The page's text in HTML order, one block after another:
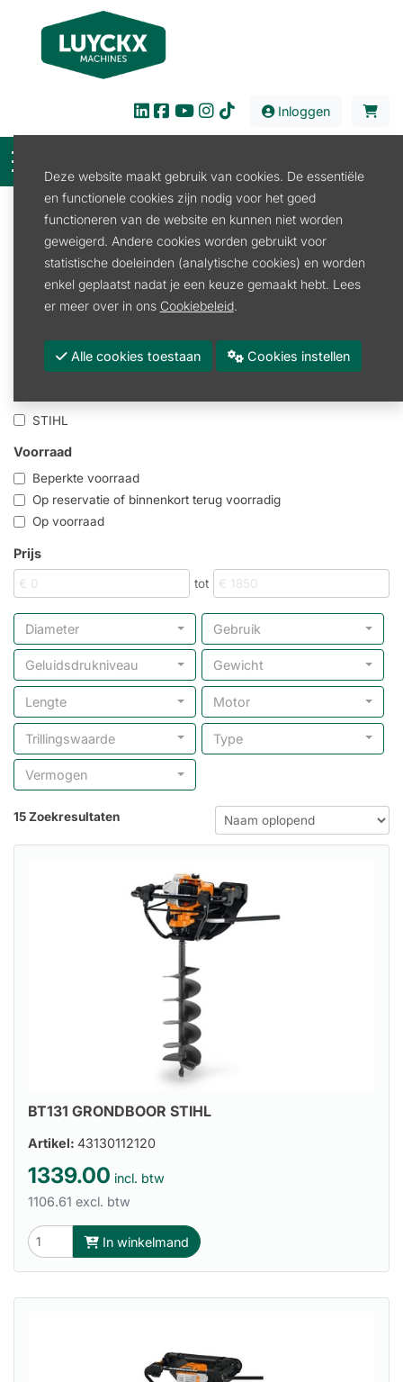
Inloggen
Filter
Verkoop Grondboor
Grondboor
Promoties
STIHL
Voorraad
Beperkte voorraad
Op reservatie of binnenkort terug voorradig
Op voorraad
Prijs
tot
Diameter Gebruik
Geluidsdrukniveau Gewicht
Lengte Motor
Trillingswaarde Type
Vermogen
15 Zoekresultaten
BT131 GRONDBOOR STIHL
Artikel: 43130112120
1339.00 incl. btw
1106.61 excl. btw
In winkelmand
Deze website maakt gebruik van cookies. De essentiële
en functionele cookies zijn nodig voor het goed
functioneren van de website en kunnen niet worden
geweigerd. Andere cookies worden gebruikt voor
statistische doeleinden (analytische cookies) en worden
enkel geplaatst nadat je een keuze gemaakt hebt. Lees
er meer over in ons Cookiebeleid.
Alle cookies toestaan Cookies instellen